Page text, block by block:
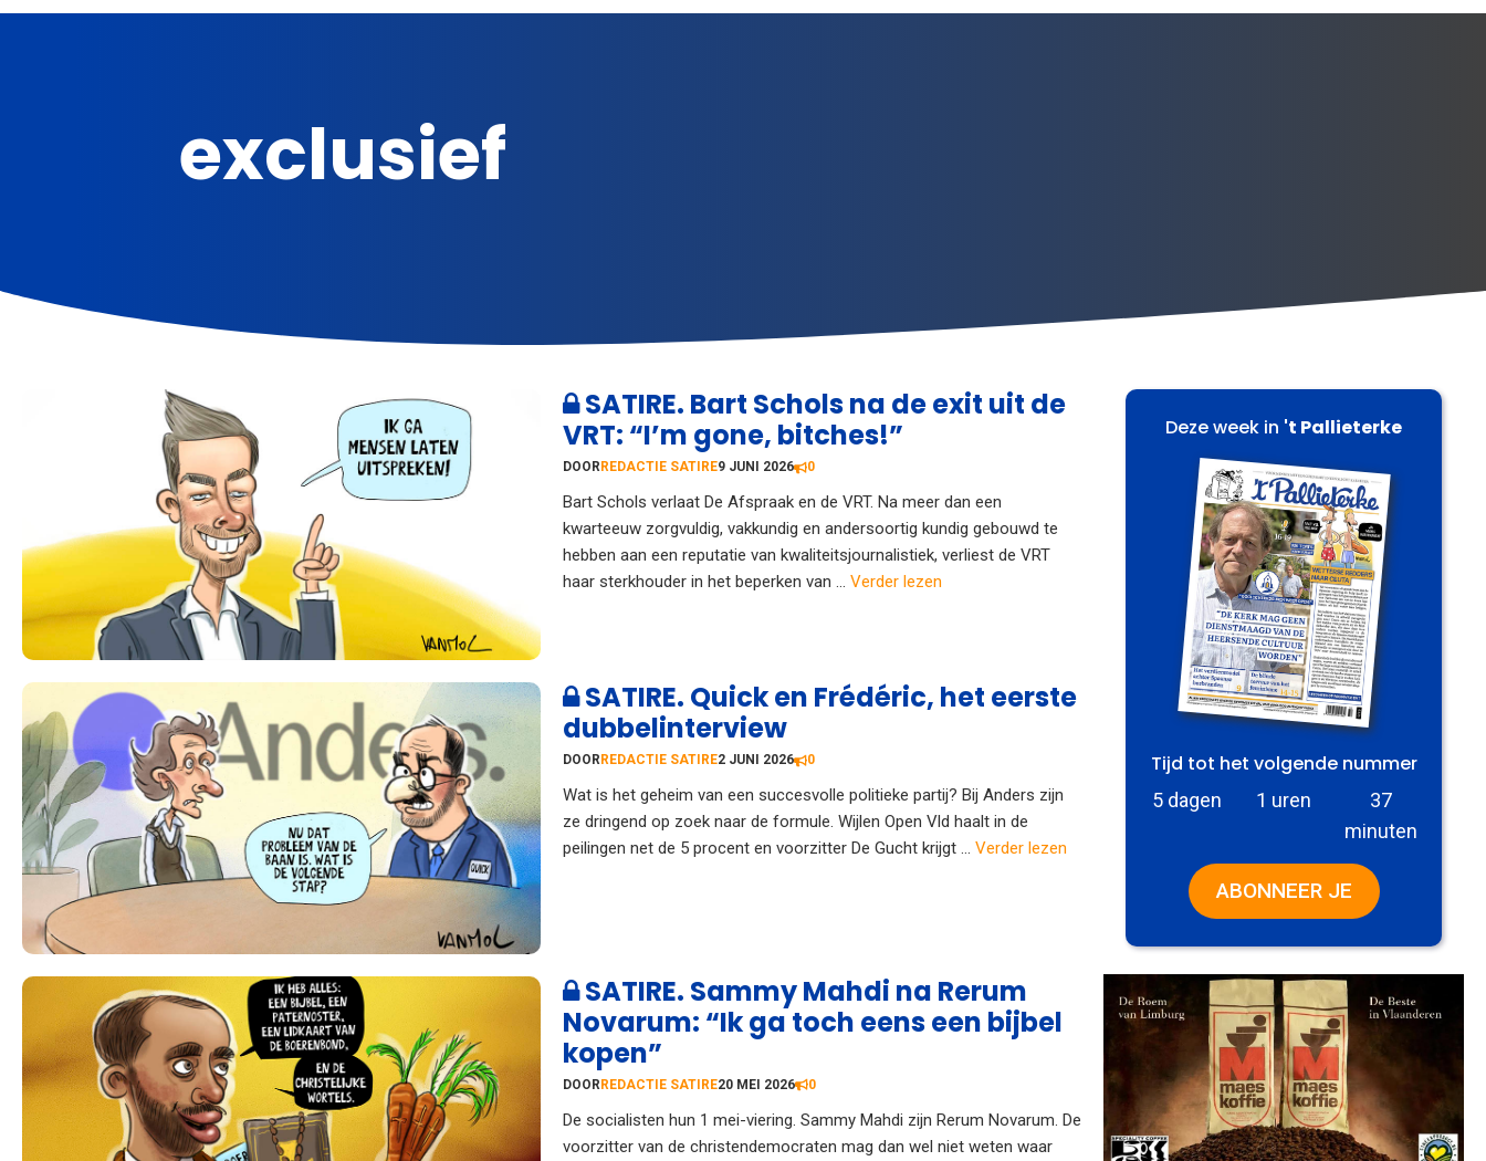
exclusief
SATIRE. Bart Schols na de exit uit de
VRT: “I’m gone, bitches!”
DOOR REDACTIE SATIRE9 JUNI 2026 0
Bart Schols verlaat De Afspraak en de VRT. Na meer dan een
kwarteeuw zorgvuldig, vakkundig en andersoortig kundig gebouwd te
hebben aan een reputatie van kwaliteitsjournalistiek, verliest de VRT
haar sterkhouder in het beperken van ... Verder lezen
SATIRE. Quick en Frédéric, het eerste
dubbelinterview
DOOR REDACTIE SATIRE2 JUNI 2026 0
Wat is het geheim van een succesvolle politieke partij? Bij Anders zijn
ze dringend op zoek naar de formule. Wijlen Open Vld haalt in de
peilingen net de 5 procent en voorzitter De Gucht krijgt ... Verder lezen
SATIRE. Sammy Mahdi na Rerum
Novarum: “Ik ga toch eens een bijbel
kopen”
DOORREDACTIE SATIRE20 MEI 2026 0
De socialisten hun 1 mei-viering. Sammy Mahdi zijn Rerum Novarum. De
voorzitter van de christendemocraten mag dan wel niet weten waar
Deze week in 't Pallieterke
Tijd tot het volgende nummer
5 dagen 1 uren
37
minuten
ABONNEER JE